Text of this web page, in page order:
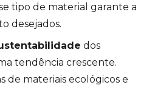
tipo de material garante a
desejados.
dos
tendência crescente.
de materiais ecológicos e